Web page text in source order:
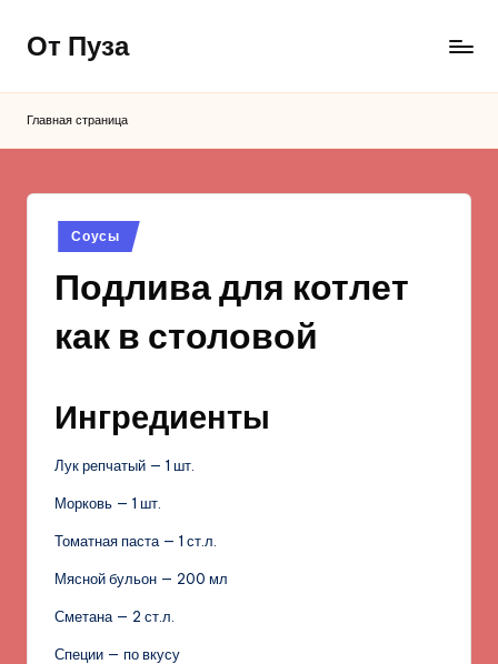
Перейти
содержимому
От Пуза
вкусные
Главная страница
Опубликовано
в
Соусы
Подлива для котлет
как в столовой
Ингредиенты
Лук репчатый — 1 шт.
Морковь — 1 шт.
Томатная паста — 1 ст.л.
Мясной бульон — 200 мл
Сметана — 2 ст.л.
Специи — по вкусу